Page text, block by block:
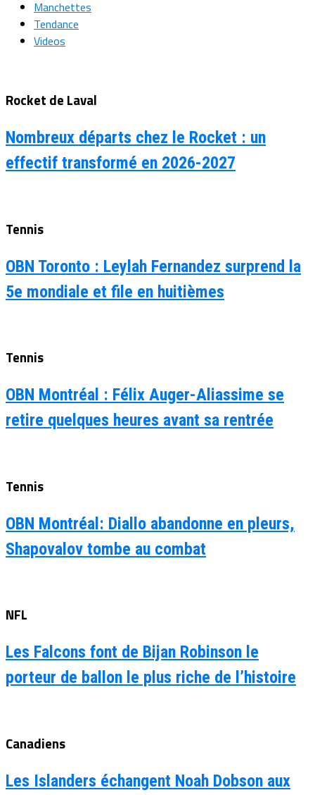
Manchettes
Tendance
Videos
Rocket de Laval
Nombreux départs chez le Rocket : un
effectif transformé en 2026-2027
Tennis
OBN Toronto : Leylah Fernandez surprend la
5e mondiale et file en huitièmes
Tennis
OBN Montréal : Félix Auger-Aliassime se
retire quelques heures avant sa rentrée
Tennis
OBN Montréal: Diallo abandonne en pleurs,
Shapovalov tombe au combat
NFL
Les Falcons font de Bijan Robinson le
porteur de ballon le plus riche de l’histoire
Canadiens
Les Islanders échangent Noah Dobson aux